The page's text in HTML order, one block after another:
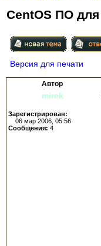
CentOS ПО
Версия для печати
Автор
mirek
Зарегистрирован:
06 мар 2006, 05:56
Сообщения: 4